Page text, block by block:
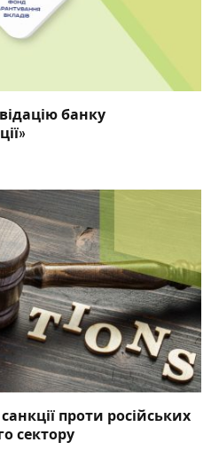
банку
проти російських
сектору